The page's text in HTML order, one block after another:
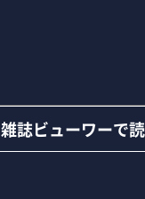
雑誌ビューワーで